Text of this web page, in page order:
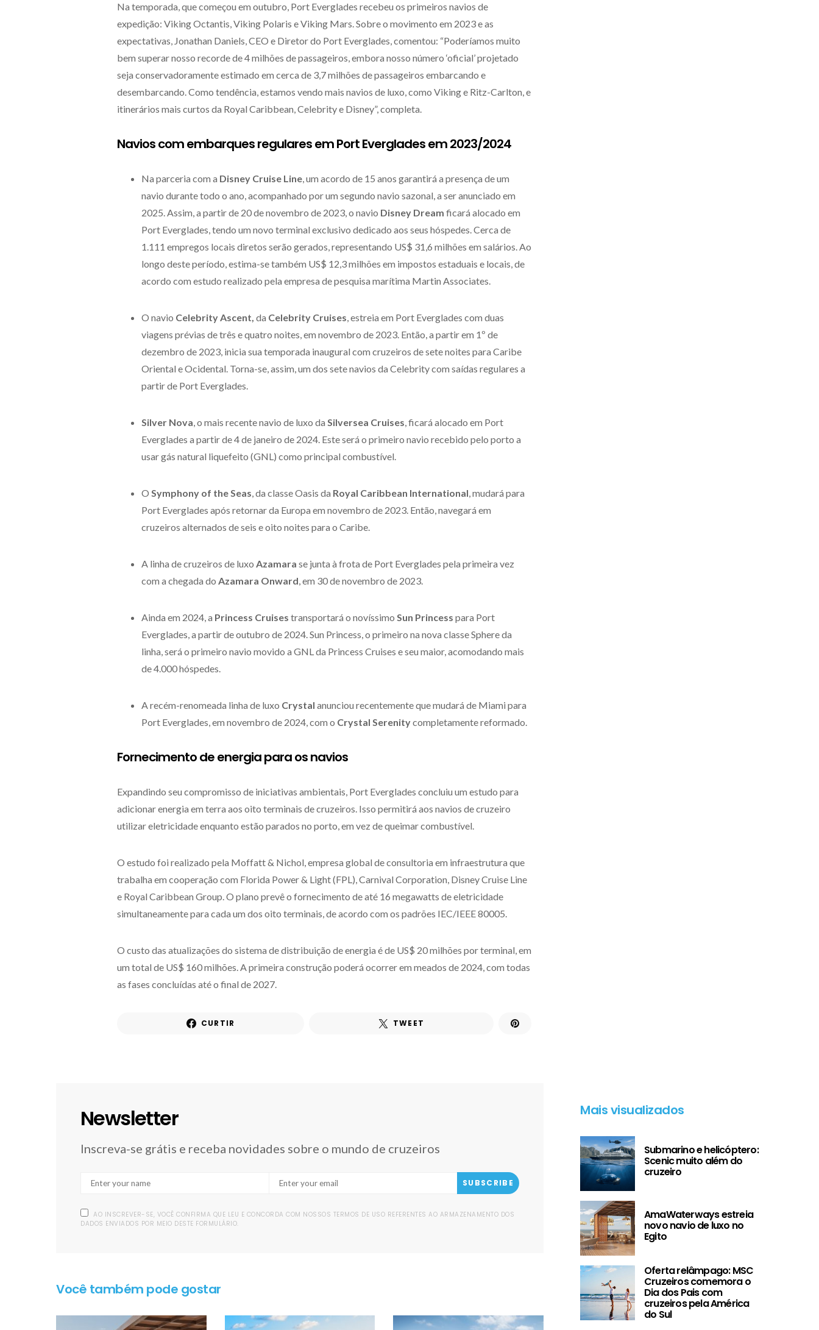
Na temporada, que começou em outubro, Port Everglades recebeu os primeiros navios de
expedição: Viking Octantis, Viking Polaris e Viking Mars. Sobre o movimento em 2023 e as
expectativas, Jonathan Daniels, CEO e Diretor do Port Everglades, comentou: “Poderíamos muito
bem superar nosso recorde de 4 milhões de passageiros, embora nosso número ‘oficial’ projetado
seja conservadoramente estimado em cerca de 3,7 milhões de passageiros embarcando e
desembarcando. Como tendência, estamos vendo mais navios de luxo, como Viking e Ritz-Carlton, e
itinerários mais curtos da Royal Caribbean, Celebrity e Disney”, completa.
Navios com embarques regulares em Port Everglades em 2023/2024
Na parceria com a Disney Cruise Line, um acordo de 15 anos garantirá a presença de um
navio durante todo o ano, acompanhado por um segundo navio sazonal, a ser anunciado em
2025. Assim, a partir de 20 de novembro de 2023, o navio Disney Dream ficará alocado em
Port Everglades, tendo um novo terminal exclusivo dedicado aos seus hóspedes. Cerca de
1.111 empregos locais diretos serão gerados, representando US$ 31,6 milhões em salários. Ao
longo deste período, estima-se também US$ 12,3 milhões em impostos estaduais e locais, de
acordo com estudo realizado pela empresa de pesquisa marítima Martin Associates.
O navio Celebrity Ascent, da Celebrity Cruises, estreia em Port Everglades com duas
viagens prévias de três e quatro noites, em novembro de 2023. Então, a partir em 1º de
dezembro de 2023, inicia sua temporada inaugural com cruzeiros de sete noites para Caribe
Oriental e Ocidental. Torna-se, assim, um dos sete navios da Celebrity com saídas regulares a
partir de Port Everglades.
Silver Nova, o mais recente navio de luxo da Silversea Cruises, ficará alocado em Port
Everglades a partir de 4 de janeiro de 2024. Este será o primeiro navio recebido pelo porto a
usar gás natural liquefeito (GNL) como principal combustível.
O Symphony of the Seas, da classe Oasis da Royal Caribbean International, mudará para
Port Everglades após retornar da Europa em novembro de 2023. Então, navegará em
cruzeiros alternados de seis e oito noites para o Caribe.
A linha de cruzeiros de luxo Azamara se junta à frota de Port Everglades pela primeira vez
com a chegada do Azamara Onward, em 30 de novembro de 2023.
Ainda em 2024, a Princess Cruises transportará o novíssimo Sun Princess para Port
Everglades, a partir de outubro de 2024. Sun Princess, o primeiro na nova classe Sphere da
linha, será o primeiro navio movido a GNL da Princess Cruises e seu maior, acomodando mais
de 4.000 hóspedes.
A recém-renomeada linha de luxo Crystal anunciou recentemente que mudará de Miami para
Port Everglades, em novembro de 2024, com o Crystal Serenitycompletamente reformado.
Fornecimento de energia para os navios
Expandindo seu compromisso de iniciativas ambientais, Port Everglades concluiu um estudo para
adicionar energia em terra aos oito terminais de cruzeiros. Isso permitirá aos navios de cruzeiro
utilizar eletricidade enquanto estão parados no porto, em vez de queimar combustível.
O estudo foi realizado pela Moffatt & Nichol, empresa global de consultoria em infraestrutura que
trabalha em cooperação com Florida Power & Light (FPL), Carnival Corporation, Disney Cruise Line
e Royal Caribbean Group. O plano prevê o fornecimento de até 16 megawatts de eletricidade
simultaneamente para cada um dos oito terminais, de acordo com os padrões IEC/IEEE 80005.
O custo das atualizações do sistema de distribuição de energia é de US$ 20 milhões por terminal, em
um total de US$ 160 milhões. A primeira construção poderá ocorrer em meados de 2024, com todas
as fases concluídas até o final de 2027.
CURTIR TWEET
Newsletter
Inscreva-se grátis e receba novidades sobre o mundo de cruzeiros
SUBSCRIBE
AO INSCREVER-SE, VOCÊ CONFIRMA QUE LEU E CONCORDA COM NOSSOS TERMOS DE USO REFERENTES AO ARMAZENAMENTO DOS
DADOS ENVIADOS POR MEIO DESTE FORMULÁRIO.
Você também pode gostar
Mais visualizados
Submarino e helicóptero:
Scenic muito além do
cruzeiro
AmaWaterways estreia
novo navio de luxo no
Egito
Oferta relâmpago: MSC
Cruzeiros comemora o
Dia dos Pais com
cruzeiros pela América
do Sul